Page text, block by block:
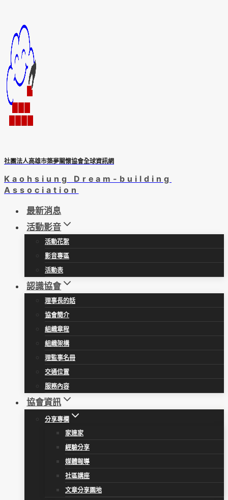
content
社團法人高雄市築夢關懷協會全球資訊網
Kaohsiung Dream-building
Association
最新消息
活動影音
活動花絮
影音專區
活動表
認識協會
理事長的話
協會簡介
組織章程
組織架構
理監事名冊
交通位置
服務內容
協會資訊
分享專欄
家連家
經驗分享
媒體報導
社區講座
文章分享園地